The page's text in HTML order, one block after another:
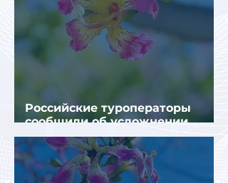
Российские туроператоры
сообщили об усложнении
получения виз в Грецию